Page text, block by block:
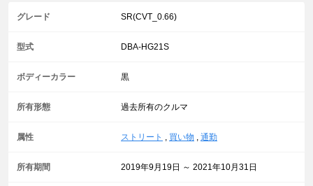
グレード SR(CVT_0.66)
型式 DBA-HG21S
ボディーカラー 黒
所有形態 過去所有のクルマ
属性 ストリート 買い物 通勤
所有期間 2019年9月19日 ～ 2021年10月31日